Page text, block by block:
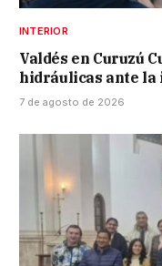
INTERIOR
Valdés en Curuzú
hidráulicas ante la
7 de agosto de 2026